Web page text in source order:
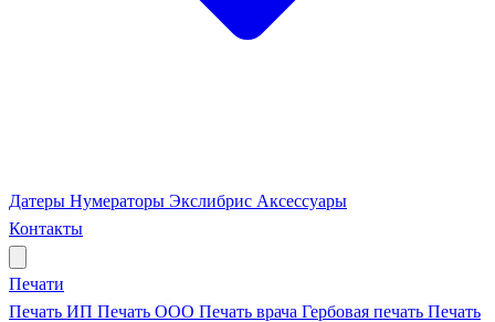
Датеры Нумераторы Экслибрис Аксессуары
Контакты
Печати
Печать ИП Печать ООО Печать врача Гербовая печать Печать